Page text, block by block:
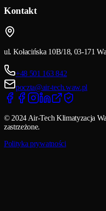
Kontakt
ul. Kołacińska 10B/18, 03-171
+48 501 163 842
poczta@air-tech.waw.pl
© 2024 Air-Tech Klimatyzacja
zastrzeżone.
Polityka prywatności